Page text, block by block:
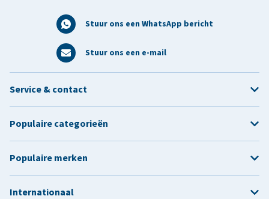
Stuur ons een WhatsApp bericht
Stuur ons een e-mail
Service & contact
Populaire categorieën
Populaire merken
Internationaal